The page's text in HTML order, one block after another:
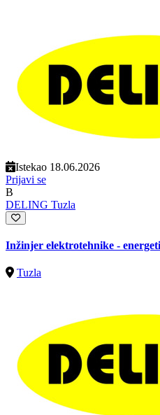
Istekao 18.06.2026
Prijavi se
B
DELING Tuzla
Inžinjer elektrotehnike -
Tuzla